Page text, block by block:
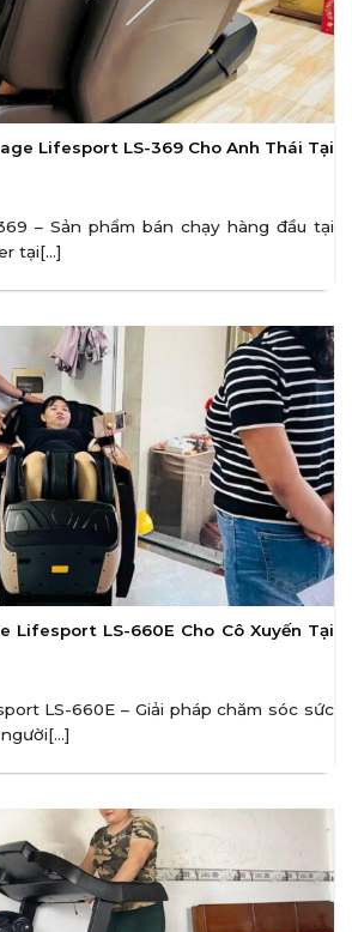
Lifesport LS-369 Cho Anh Thái Tại
– Sản phẩm bán chạy hàng đầu tại
tại[...]
Lifesport LS-660E Cho Cô Xuyến Tại
LS-660E – Giải pháp chăm sóc sức